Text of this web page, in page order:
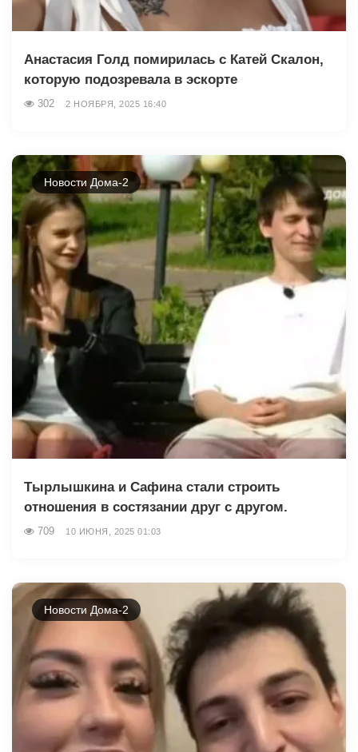
Анастасия Голд помирилась с Катей Скалон,
которую подозревала в эскорте
302 2 НОЯБРЯ, 2025 16:40
Новости Дома-2
Тырлышкина и Сафина стали строить
отношения в состязании друг с другом.
709 10 ИЮНЯ, 2025 01:03
Новости Дома-2